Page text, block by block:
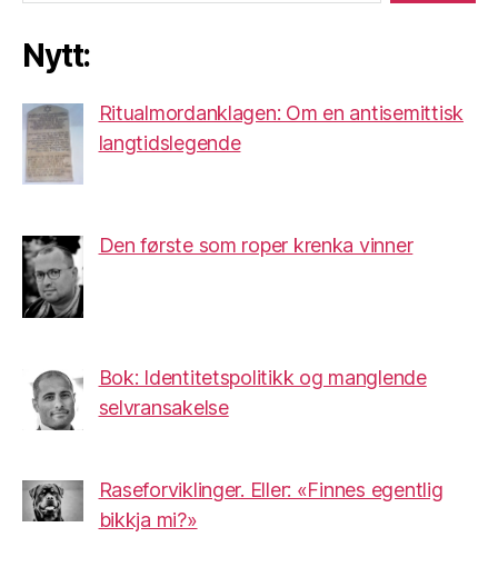
Nytt:
Ritualmordanklagen: Om en antisemittisk
langtidslegende
Den første som roper krenka vinner
Bok: Identitetspolitikk og manglende
selvransakelse
Raseforviklinger. Eller: «Finnes egentlig
bikkja mi?»